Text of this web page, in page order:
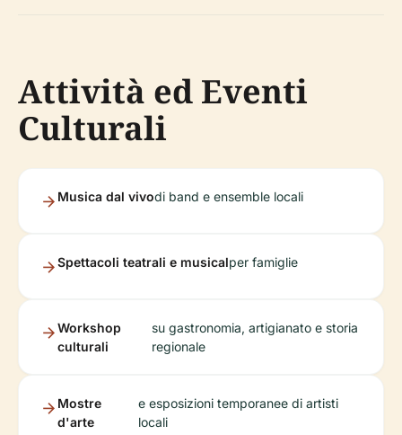
Attività ed Eventi
Culturali
Musica dal vivodi band e ensemble locali
Spettacoli teatrali e musicalper famiglie
Workshop
culturali
su gastronomia, artigianato e storia
regionale
Mostre
d'arte
e esposizioni temporanee di artisti
locali